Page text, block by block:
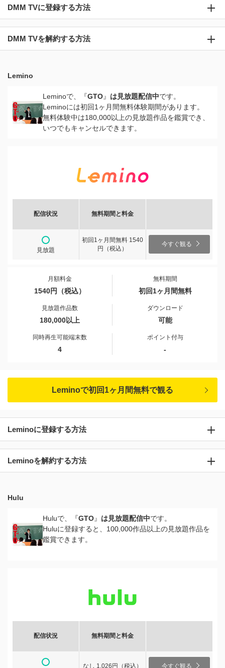
DMM TVに登録する方法
DMM TVを解約する方法
Lemino
Leminoで、『GTO』 は見放題配信中です。
Leminoには初回1ヶ月間無料体験期間があります。
無料体験中は180,000以上の見放題作品を鑑賞でき、
いつでもキャンセルできます。
配信状況 無料期間と料金
見放題
初回1ヶ月間無料 1540
円（税込）
今すぐ観る
月額料金
1540円（税込）
無料期間
初回1ヶ月間無料
見放題作品数
180,000以上
ダウンロード
可能
同時再生可能端末数
4
ポイント付与
-
Leminoで初回1ヶ月間無料で観る
Leminoに登録する方法
Leminoを解約する方法
Hulu
Huluで、『GTO』 は見放題配信中です。
Huluに登録すると、100,000作品以上の見放題作品を
鑑賞できます。
配信状況 無料期間と料金
なし 1,026円（税込） 今すぐ観る